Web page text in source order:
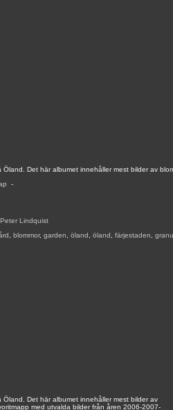
Det här albumet innehåller mest bilder av
-
Peter Lindquist
blommor, garden öland öland färjestaden
Det här albumet innehåller mest bilder av
med utvalda bilder från åren 2006-2007-